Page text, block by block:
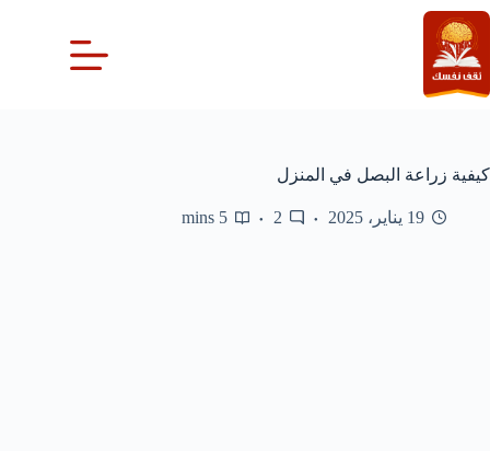
التجاوز
إلى
المحتوى
كيفية زراعة البصل في المنزل
19 يناير، 2025 2
5 mins